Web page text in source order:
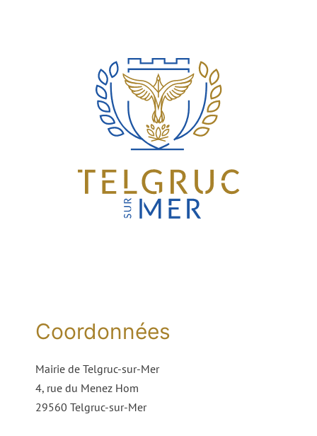
Coordonnées
Mairie de Telgruc-sur-Mer
4, rue du Menez Hom
29560 Telgruc-sur-Mer